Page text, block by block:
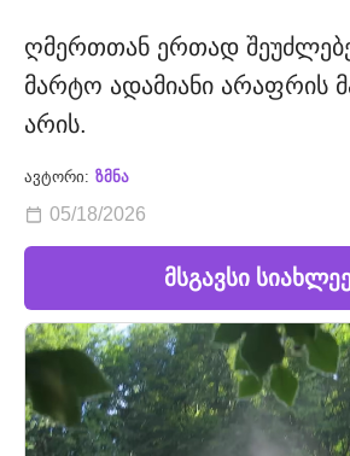
ღმერთთან ერთად
მარტო ადამიანი არაფრის
არის.
ავტორი: ზმნა
05/18/2026
მსგავსი